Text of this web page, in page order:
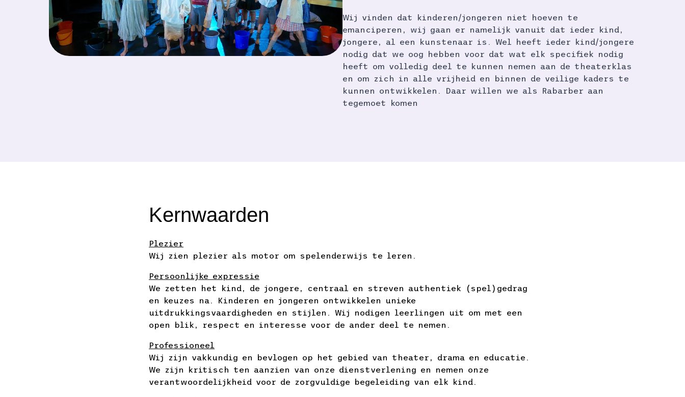
Wij vinden dat kinderen/jongeren niet hoeven te
emanciperen, wij gaan er namelijk vanuit dat ieder kind,
jongere, al een kunstenaar is. Wel heeft ieder kind/jongere
nodig dat we oog hebben voor dat wat elk specifiek nodig
heeft om volledig deel te kunnen nemen aan de theaterklas
en om zich in alle vrijheid en binnen de veilige kaders te
kunnen ontwikkelen.
Daar willen we als Rabarber aan
tegemoet komen
Kernwaarden
Plezier
Wij zien plezier als motor om spelenderwijs te leren.
Persoonlijke expressie
We zetten het kind, de jongere, centraal en streven authentiek (spel)gedrag
en keuzes na. Kinderen en jongeren ontwikkelen unieke
uitdrukkingsvaardigheden en stijlen. Wij nodigen leerlingen uit om met een
open blik, respect en interesse voor de ander deel te nemen.
Professioneel
Wij zijn vakkundig en bevlogen op het gebied van theater, drama en educatie.
We zijn kritisch ten aanzien van onze dienstverlening en nemen onze
verantwoordelijkheid voor de zorgvuldige begeleiding van elk kind.